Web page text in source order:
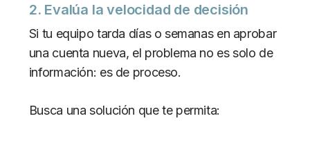
2. Evalúa la velocidad de decisión
Si tu equipo tarda días o semanas en aprobar
una cuenta nueva, el problema no es solo de
información: es de proceso.
Busca una solución que te permita: